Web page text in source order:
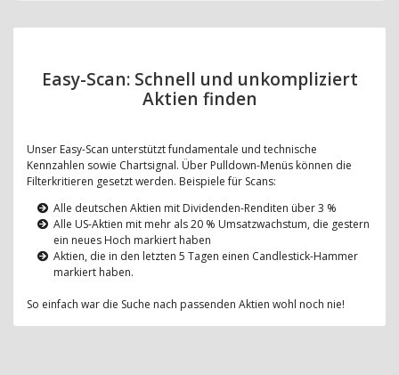
Easy-Scan: Schnell und unkompliziert
Aktien finden
Unser Easy-Scan unterstützt fundamentale und technische
Kennzahlen sowie Chartsignal. Über Pulldown-Menüs können die
Filterkritieren gesetzt werden. Beispiele für Scans:
Alle deutschen Aktien mit Dividenden-Renditen über 3 %
Alle US-Aktien mit mehr als 20 % Umsatzwachstum, die gestern
ein neues Hoch markiert haben
Aktien, die in den letzten 5 Tagen einen Candlestick-Hammer
markiert haben.
So einfach war die Suche nach passenden Aktien wohl noch nie!